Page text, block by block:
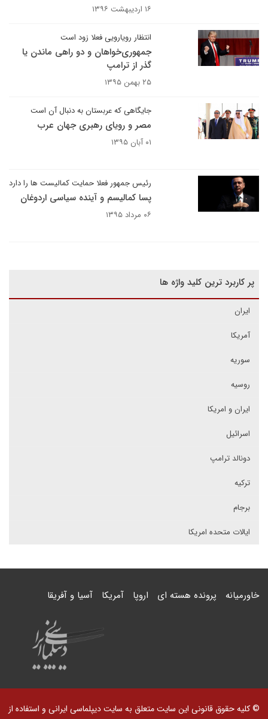
۱۶ اردیبهشت ۱۳۹۶
انتظار رویارویی فعلا زود است
جمهوری‌خواهان و دو راهی ماندن یا
گذر از ترامپ
۲۵ بهمن ۱۳۹۵
جایگاهی که عربستان به دنبال آن است
مصر و رویای رهبری جهان عرب
۰۱ آبان ۱۳۹۵
رئیس جمهور فعلا حمایت کمالیست ها را دارد
پسا کمالیسم و آینده سیاسی اردوغان
۰۶ مرداد ۱۳۹۵
پر کاربرد ترین کلید واژه ها
ایران
آمریکا
سوریه
روسیه
ایران و امریکا
اسرائیل
دونالد ترامپ
ترکیه
برجام
ایالات متحده امریکا
خاورمیانه پرونده هسته ای اروپا آمریکا آسیا و آفریقا
© کلیه حقوق قانونی این سایت متعلق به سایت دیپلماسی ایرانی و استفاده از